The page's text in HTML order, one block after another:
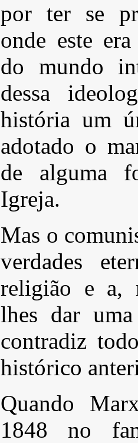
por ter se
onde este
do mundo
dessa
história um
adotado o
de alguma
Igreja.
Mas o
verdades
religião e a,
lhes dar
contradiz
histórico
Quando
1848 no